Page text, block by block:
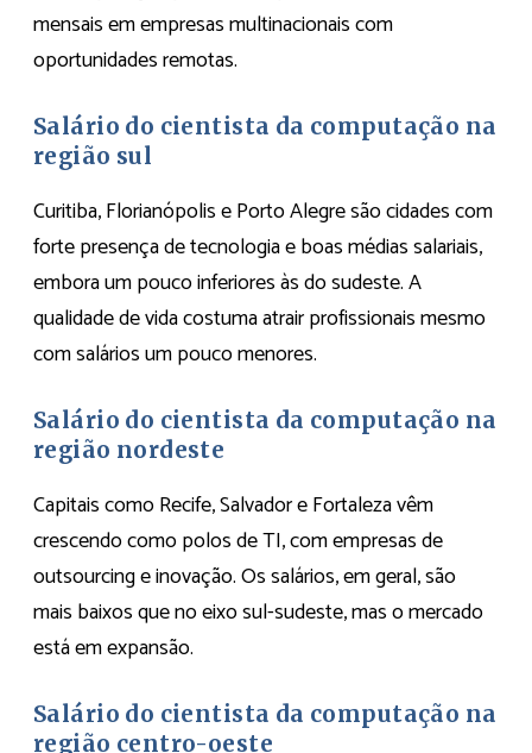
mensais em empresas multinacionais com
oportunidades remotas.
Salário do cientista da computação na
região sul
Curitiba, Florianópolis e Porto Alegre são cidades com
forte presença de tecnologia e boas médias salariais,
embora um pouco inferiores às do sudeste. A
qualidade de vida costuma atrair profissionais mesmo
com salários um pouco menores.
Salário do cientista da computação na
região nordeste
Capitais como Recife, Salvador e Fortaleza vêm
crescendo como polos de TI, com empresas de
outsourcing e inovação. Os salários, em geral, são
mais baixos que no eixo sul-sudeste, mas o mercado
está em expansão.
Salário do cientista da computação na
região centro-oeste